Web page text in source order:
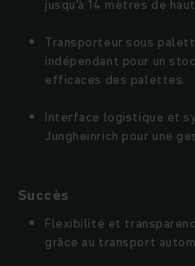
jusqu'à 14 mètres de
Transporteur sous
indépendant pour un
efficaces des palettes.
Interface logistique et
Jungheinrich pour une
Succès
Flexibilité et
grâce au transport